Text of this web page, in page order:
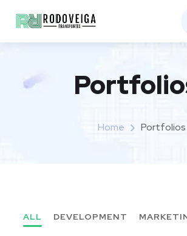
Home Portfolios
ALL DEVELOPMENT